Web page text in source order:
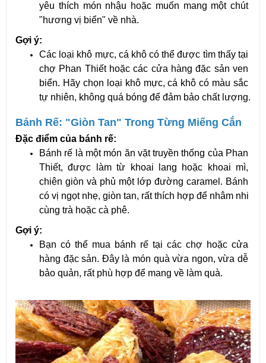
yêu thích món nhậu hoặc muốn mang một chút
"hương vị biển" về nhà.
Gợi ý:
Các loại khô mực, cá khô có thể được tìm thấy tại
chợ Phan Thiết hoặc các cửa hàng đặc sản ven
biển. Hãy chọn loại khô mực, cá khô có màu sắc
tự nhiên, không quá bóng để đảm bảo chất lượng.
Bánh Rế: "Giòn Tan" Trong Từng Miếng Cắn
Đặc điểm của bánh rế:
Bánh rế là một món ăn vặt truyền thống của Phan
Thiết, được làm từ khoai lang hoặc khoai mì,
chiên giòn và phủ một lớp đường caramel. Bánh
có vị ngọt nhẹ, giòn tan, rất thích hợp để nhâm nhi
cùng trà hoặc cà phê.
Gợi ý:
Bạn có thể mua bánh rế tại các chợ hoặc cửa
hàng đặc sản. Đây là món quà vừa ngon, vừa dễ
bảo quản, rất phù hợp để mang về làm quà.